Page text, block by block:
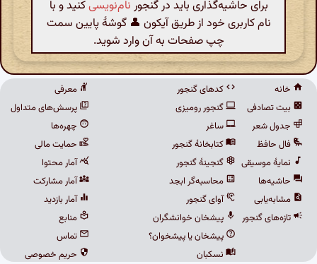
برای حاشیه‌گذاری باید در گنجور نام‌نویسیکنید و با
نام کاربری خود از طریق آیکون 👤 گوشهٔ پایین سمت
چپ صفحات به آن وارد شوید.
خانه
بیت تصادفی
جدول شعر
فال حافظ
نمایهٔ موسیقی
حاشیه‌ها
مشابه‌یابی
تازه‌های گنجور
کدهای گنجور
گنجور رومیزی
ساغر
کتابخانهٔ گنجور
گنجینهٔ گنجور
محاسبه‌گر ابجد
آوای گنجور
پیشخان خوانشگران
پیشخان یا پیشخوان؟
نسکبان
معرفی
پرسش‌های متداول
چهره‌ها
حمایت مالی
آمار محتوا
آمار مشارکت
آمار بازدید
منابع
تماس
حریم خصوصی